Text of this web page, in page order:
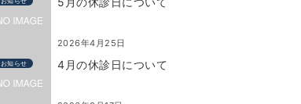
2026年4月25日
お知らせ 4月の休診日について